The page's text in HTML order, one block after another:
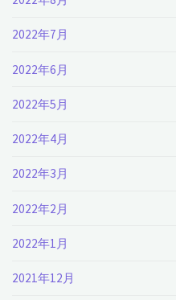
2022年7月
2022年6月
2022年5月
2022年4月
2022年3月
2022年2月
2022年1月
2021年12月